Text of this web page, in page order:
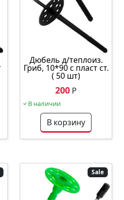
Дюбель д/теплоиз.
Гриб, 10*90 с пласт ст.
( 50 шт)
200 Р
В наличии
В корзину
Sale